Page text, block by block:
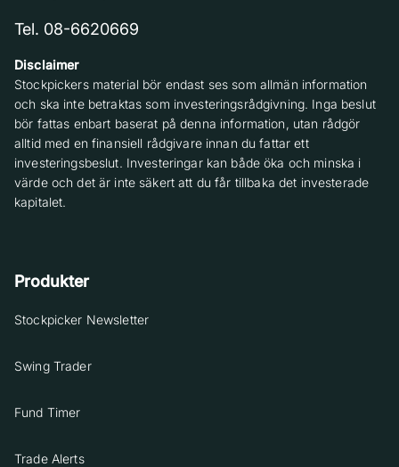
Tel. 08-6620669
Disclaimer
Stockpickers material bör endast ses som allmän information
och ska inte betraktas som investeringsrådgivning. Inga beslut
bör fattas enbart baserat på denna information, utan rådgör
alltid med en finansiell rådgivare innan du fattar ett
investeringsbeslut. Investeringar kan både öka och minska i
värde och det är inte säkert att du får tillbaka det investerade
kapitalet.
Produkter
Stockpicker Newsletter
Swing Trader
Fund Timer
Trade Alerts